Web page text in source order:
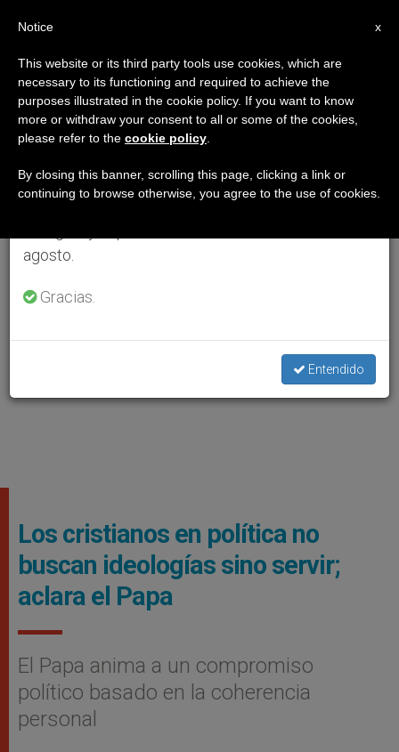
Los cristianos en política no
buscan ideologías sino servir;
aclara el Papa
El Papa anima a un compromiso
político basado en la coherencia
personal
×
Aviso importante
Del 27 de julio al 7 de agosto haremos la pausa
anual, aprovechando que en el periodo de verano
se generan menos informaciones y también el
agosto.
Gracias.
Entendido
x
Notice
This website or its third party tools use cookies, which are
necessary to its functioning and required to achieve the
purposes illustrated in the cookie policy. If you want to know
more or withdraw your consent to all or some of the cookies,
please refer to the cookie policy
By closing this banner, scrolling this page, clicking a link or
continuing to browse otherwise, you agree to the use of cookies.